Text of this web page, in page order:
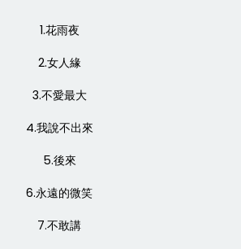
1.花雨夜
2.女人緣
3.不愛最大
4.我說不出來
5.後來
6.永遠的微笑
7.不敢講